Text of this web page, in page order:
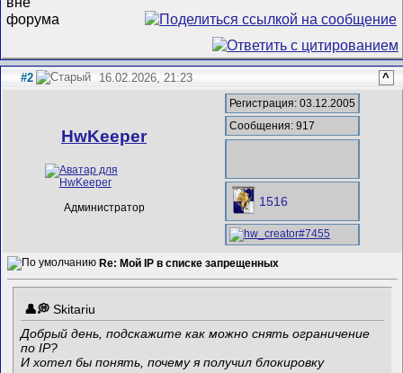
#2 16.02.2026, 21:23 ^
HwKeeper
Администратор
Регистрация: 03.12.2005
Сообщения: 917
1516
Re: Мой IP в списке запрещенных
Skitariu
Добрый день, подскажите как можно снять ограничение
по IP?
И хотел бы понять, почему я получил блокировку